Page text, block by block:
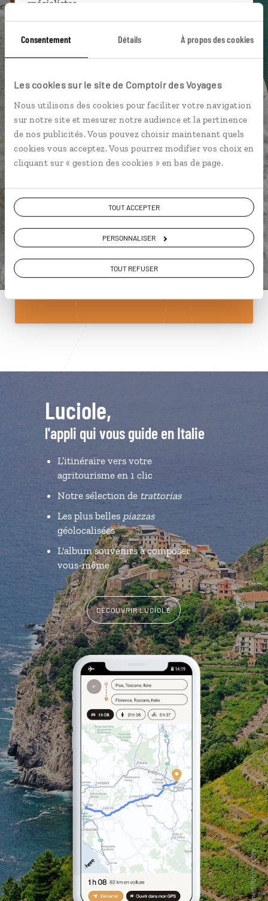
Consentement Détails À propos des cookies
Les cookies sur le site de Comptoir des Voyages
Nous utilisons des cookies pour faciliter votre navigation
sur notre site et mesurer notre audience et la pertinence
de nos publicités. Vous pouvez choisir maintenant quels
cookies vous acceptez. Vous pourrez modifier vos choix en
cliquant sur « gestion des cookies » en bas de page.
TOUT ACCEPTER
PERSONNALISER
TOUT REFUSER
spécialistes
près de vos envies et de la réalité du pays.
connectés en agence, mais aussi par email ou
Vous gardez le même interlocuteur avant,
pendant et après votre voyage.
DEMANDER UN DEVIS
ou
Construisez votre voyage avec un spécialiste Italie
01 85 08 22 97
Luciole,
l'appli qui vous guide en Italie
L’itinéraire vers votre
agritourisme en 1 clic
Notre sélection de trattorias
Les plus belles piazzas
géolocalisées
L'album souvenirs à composer
vous-même
DÉCOUVRIR LUCIOLE